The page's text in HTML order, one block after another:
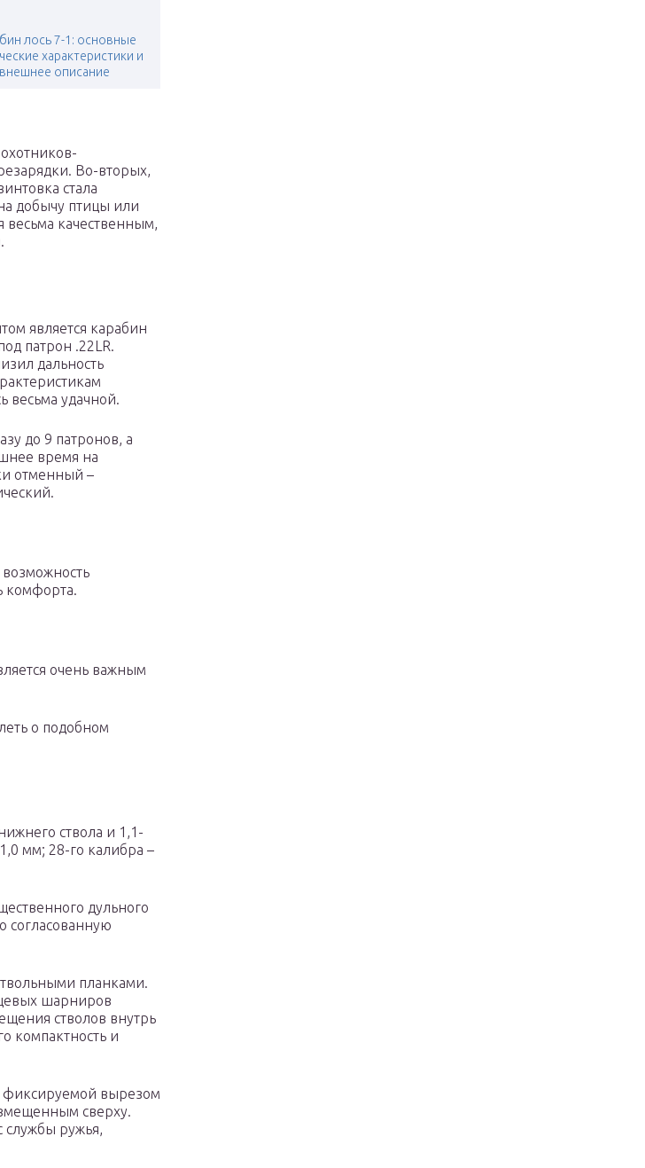
лось 7-1: основные
характеристики и
внешнее описание
Во-вторых,
стала
добычу птицы или
весьма качественным,
является карабин
патрон .22LR.
дальность
весьма удачной.
до 9 патронов, а
время на
отменный –
возможность
комфорта.
очень важным
о подобном
ствола и 1,1-
мм; 28-го калибра –
дульного
согласованную
планками.
шарниров
стволов внутрь
компактность и
фиксируемой вырезом
сверху.
службы ружья,